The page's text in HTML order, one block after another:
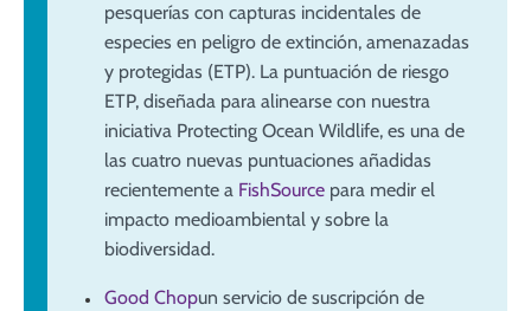
pesquerías con capturas incidentales de
especies en peligro de extinción, amenazadas
y protegidas (ETP). La puntuación de riesgo
ETP, diseñada para alinearse con nuestra
iniciativa Protecting Ocean Wildlife, es una de
las cuatro nuevas puntuaciones añadidas
recientemente a FishSource para medir el
impacto medioambiental y sobre la
biodiversidad.
Good Chopun servicio de suscripción de